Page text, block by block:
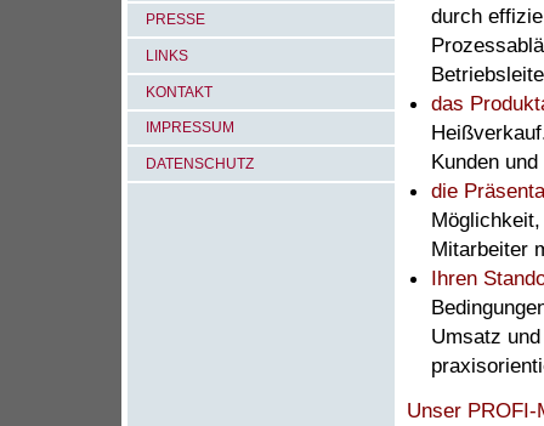
PRESSE
LINKS
KONTAKT
IMPRESSUM
DATENSCHUTZ
durch
das
Kunden
die
Mitarbeiter
Ihren
Umsatz
Unser PROFI-